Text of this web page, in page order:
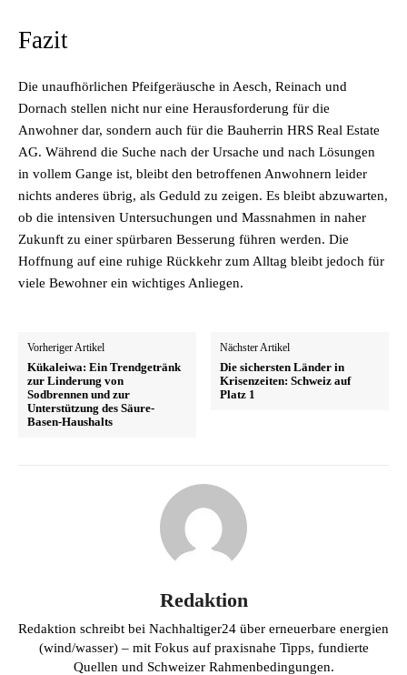
Fazit
Die unaufhörlichen Pfeifgeräusche in Aesch, Reinach und
Dornach stellen nicht nur eine Herausforderung für die
Anwohner dar, sondern auch für die Bauherrin HRS Real Estate
AG. Während die Suche nach der Ursache und nach Lösungen
in vollem Gange ist, bleibt den betroffenen Anwohnern leider
nichts anderes übrig, als Geduld zu zeigen. Es bleibt abzuwarten,
ob die intensiven Untersuchungen und Massnahmen in naher
Zukunft zu einer spürbaren Besserung führen werden. Die
Hoffnung auf eine ruhige Rückkehr zum Alltag bleibt jedoch für
viele Bewohner ein wichtiges Anliegen.
Vorheriger Artikel
Kükaleiwa: Ein Trendgetränk
zur Linderung von
Sodbrennen und zur
Unterstützung des Säure-
Basen-Haushalts
Nächster Artikel
Die sichersten Länder in
Krisenzeiten: Schweiz auf
Platz 1
Redaktion
Redaktion schreibt bei Nachhaltiger24 über erneuerbare energien
(wind/wasser) – mit Fokus auf praxisnahe Tipps, fundierte
Quellen und Schweizer Rahmenbedingungen.